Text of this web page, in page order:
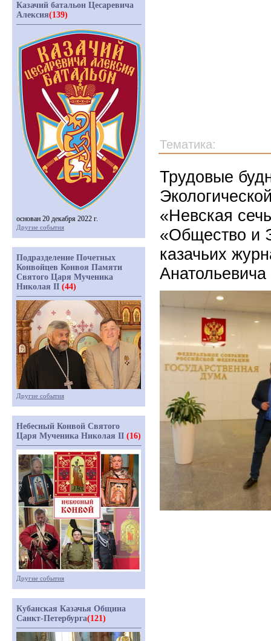
Тематика:
Трудовые
«Невская
«Общество и
казачьих
Анатольевича
Казачий батальон Цесаревича
Алексия(139)
основан 20 декабря 2022 г.
Другие события
Подразделение Почетных
Конвойцев Конвоя Памяти
Святого Царя Мученика
Николая II (44)
Другие события
Небесный Конвой Святого
Царя Мученика Николая II (16)
Другие события
Кубанская Казачья Община
Санкт-Петербурга(121)